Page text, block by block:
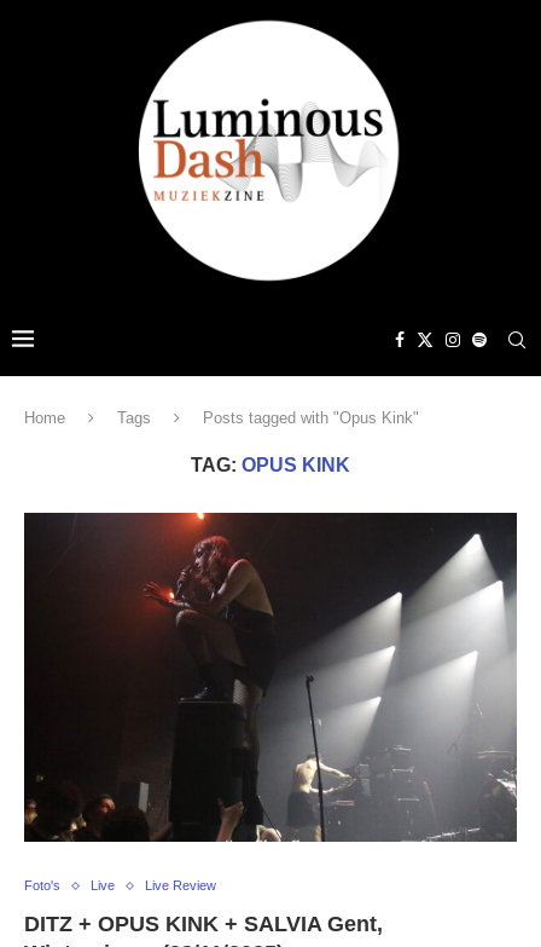
Home Tags Posts tagged with "Opus Kink"
TAG: OPUS KINK
Foto's Live Live Review
DITZ + OPUS KINK + SALVIA Gent,